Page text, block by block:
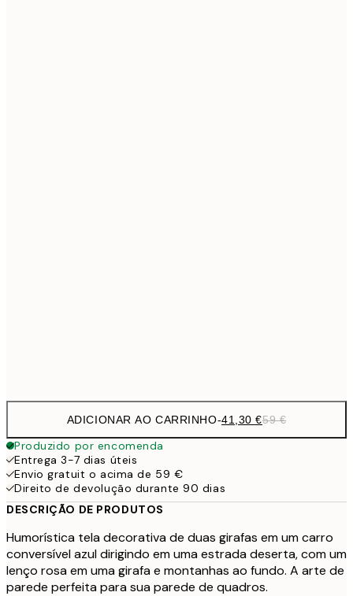
ADICIONAR AO CARRINHO-41,30 €59 €
Produzido por encomenda
Entrega 3-7 dias úteis
Envio gratuit o acima de 59 €
Direito de devolução durante 90 dias
DESCRIÇÃO DE PRODUTOS
Humorística tela decorativa de duas girafas em um carro
conversível azul dirigindo em uma estrada deserta, com um
lenço rosa em uma girafa e montanhas ao fundo. A arte de
parede perfeita para sua parede de quadros.